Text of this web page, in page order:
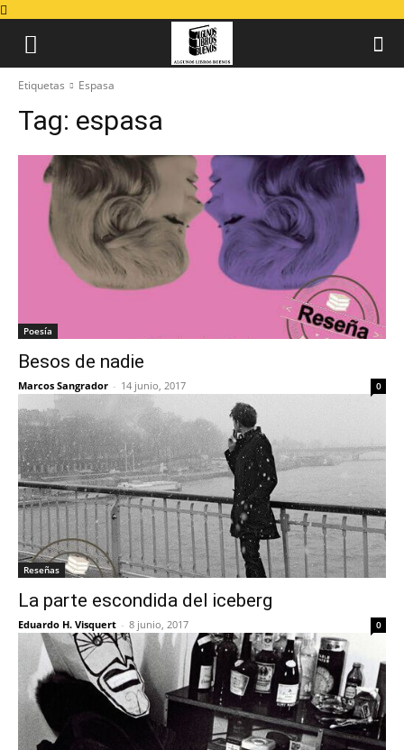
Etiquetas Espasa
Tag: espasa
Poesía
Besos de nadie
Marcos Sangrador - 14 junio, 2017 0
Reseñas
La parte escondida del iceberg
Eduardo H. Visquert - 8 junio, 2017 0